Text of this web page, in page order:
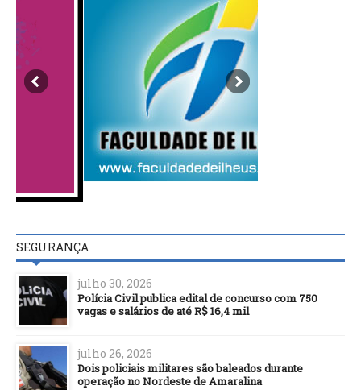
SEGURANÇA
julho 30, 2026
Polícia Civil publica edital de concurso com 750
vagas e salários de até R$ 16,4 mil
julho 26, 2026
Dois policiais militares são baleados durante
operação no Nordeste de Amaralina